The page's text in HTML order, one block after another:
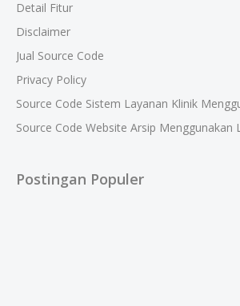
Detail Fitur
Disclaimer
Jual Source Code
Privacy Policy
Source Code Sistem Layanan Klinik
Source Code Website Arsip Menggunakan
Postingan Populer